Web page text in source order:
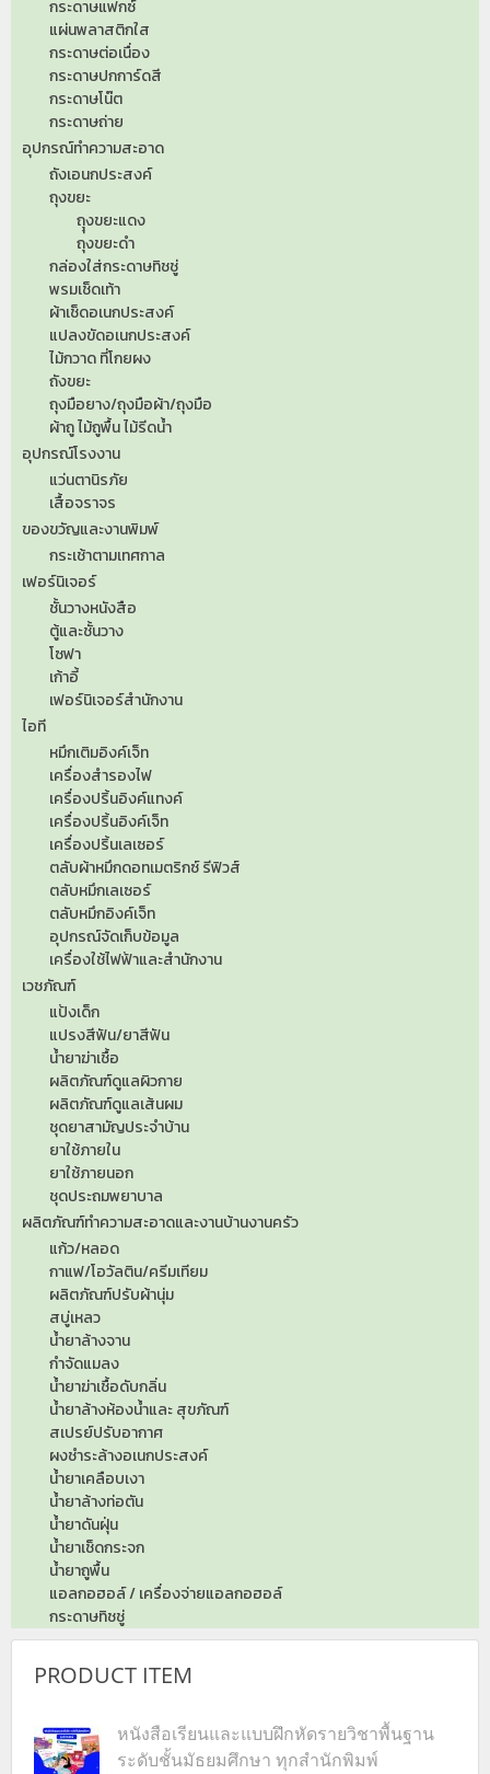
กระดาษแฟกซ์
แผ่นพลาสติกใส
กระดาษต่อเนื่อง
กระดาษปกการ์ดสี
กระดาษโน๊ต
กระดาษถ่าย
อุปกรณ์ทำความสะอาด
ถังเอนกประสงค์
ถุงขยะ
ถุุงขยะแดง
ถุงขยะดำ
กล่องใส่กระดาษทิชชู่
พรมเช็ดเท้า
ผ้าเช็ดอเนกประสงค์
แปลงขัดอเนกประสงค์
ไม้กวาด ที่โกยผง
ถังขยะ
ถุงมือยาง/ถุงมือผ้า/ถุงมือ
ผ้าถู ไม้ถูพื้น ไม้รีดน้ำ
อุปกรณ์โรงงาน
แว่นตานิรภัย
เสื้อจราจร
ของขวัญและงานพิมพ์
กระเช้าตามเทศกาล
เฟอร์นิเจอร์
ชั้นวางหนังสือ
ตู้และชั้นวาง
โซฟา
เก้าอี้
เฟอร์นิเจอร์สำนักงาน
ไอที
หมึกเติมอิงค์เจ็ท
เครื่องสำรองไฟ
เครื่องปริ้นอิงค์แทงค์
เครื่องปริ้นอิงค์เจ็ท
เครื่องปริ้นเลเซอร์
ตลับผ้าหมึกดอทเมตริกซ์ รีฟิวส์
ตลับหมึกเลเซอร์
ตลับหมึกอิงค์เจ็ท
อุปกรณ์จัดเก็บข้อมูล
เครื่องใช้ไฟฟ้าและสำนักงาน
เวชภัณฑ์
แป้งเด็ก
แปรงสีฟัน/ยาสีฟัน
น้ำยาฆ่าเชื้อ
ผลิตภัณฑ์ดูแลผิวกาย
ผลิตภัณฑ์ดูแลเส้นผม
ชุดยาสามัญประจำบ้าน
ยาใช้ภายใน
ยาใช้ภายนอก
ชุดประถมพยาบาล
ผลิตภัณฑ์ทำความสะอาดและงานบ้านงานครัว
แก้ว/หลอด
กาแฟ/โอวัลติน/ครีมเทียม
ผลิตภัณฑ์ปรับผ้านุ่ม
สบู่เหลว
น้ำยาล้างจาน
กำจัดแมลง
น้ำยาฆ่าเชื้อดับกลิ่น
น้ำยาล้างห้องน้ำและ สุขภัณฑ์
สเปรย์ปรับอากาศ
ผงชำระล้างอเนกประสงค์
น้ำยาเคลือบเงา
น้ำยาล้างท่อตัน
น้ำยาดันฝุ่น
น้ำยาเช็ดกระจก
น้ำยาถูพื้น
แอลกอฮอล์ / เครื่องจ่ายแอลกอฮอล์
กระดาษทิชชู่
PRODUCT ITEM
หนังสือเรียนและแบบฝึกหัดรายวิชาพื้นฐาน
ระดับชั้นมัธยมศึกษา ทุกสำนักพิมพ์